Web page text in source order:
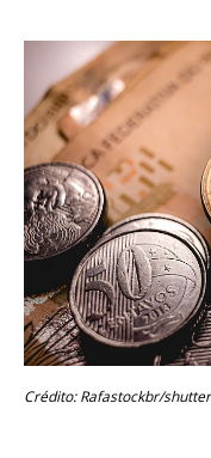
Crédito: Rafastockbr/